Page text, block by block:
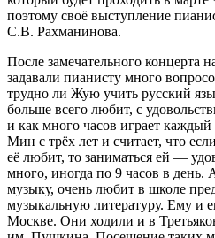
поэтому своё выступление
С.В. Рахманинова.
После замечательного концерта
задавали пианисту много
трудно ли Жую учить русский
больше всего любит, с
и как много часов играет
Мин с трёх лет и считает, что
её любит, то заниматься ей —
много, иногда по 9 часов в
музыку, очень любит в школе
музыкальную литературу. Ему и
Москве. Они ходили и в